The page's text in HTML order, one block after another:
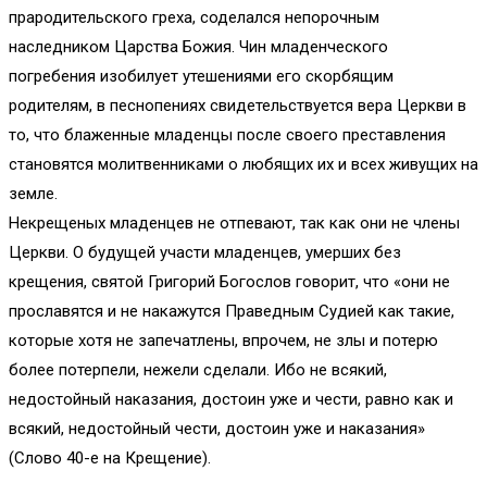
прародительского греха, соделался непорочным
наследником Царства Божия. Чин младенческого
погребения изобилует утешениями его скорбящим
родителям, в песнопениях свидетельствуется вера Церкви в
то, что блаженные младенцы после своего преставления
становятся молитвенниками о любящих их и всех живущих на
земле.
Некрещеных младенцев не отпевают, так как они не члены
Церкви. О будущей участи младенцев, умерших без
крещения, святой Григорий Богослов говорит, что «они не
прославятся и не накажутся Праведным Судией как такие,
которые хотя не запечатлены, впрочем, не злы и потерю
более потерпели, нежели сделали. Ибо не всякий,
недостойный наказания, достоин уже и чести, равно как и
всякий, недостойный чести, достоин уже и наказания»
(Слово 40-е на Крещение).